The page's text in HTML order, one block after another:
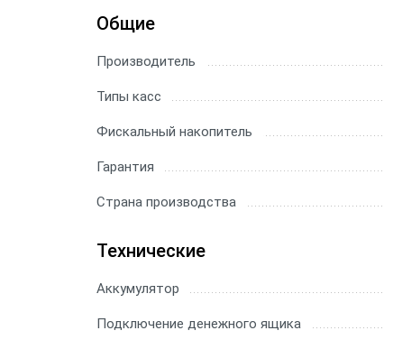
Общие
Производитель
Типы касс
Фискальный накопитель
Гарантия
Страна производства
Технические
Аккумулятор
Подключение денежного ящика